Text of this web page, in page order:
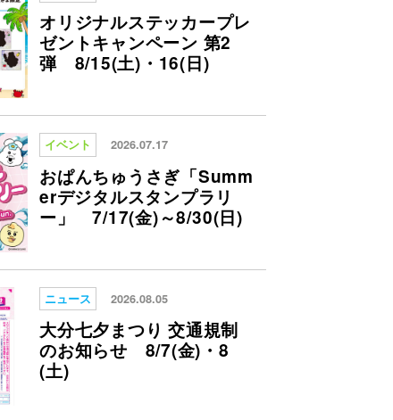
オリジナルステッカープレ
ゼントキャンペーン 第2
弾 8/15(土)・16(日)
イベント 2026.07.17
おぱんちゅうさぎ「Summ
erデジタルスタンプラリ
ー」 7/17(金)～8/30(日)
ニュース 2026.08.05
大分七夕まつり 交通規制
のお知らせ 8/7(金)・8
(土)